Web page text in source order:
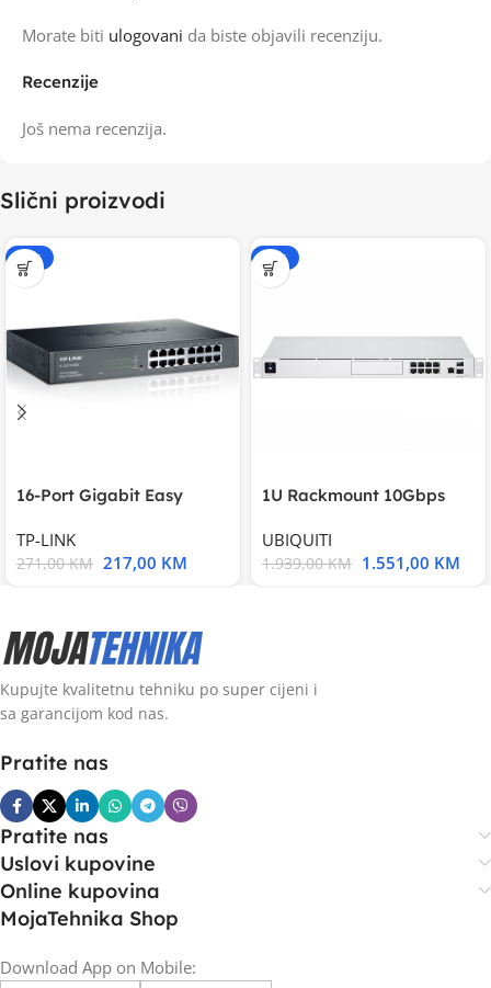
Recenzije
Još nema recenzija.
Morate biti ulogovani da biste objavili recenziju.
Slični proizvodi
-20%
16-Port Gigabit Easy
TP-LINK
271,00KM 217,00 KM
-20%
1U Rackmount 10Gbps
UBIQUITI
1.939,00KM 1.551,00 KM
Kupujte kvalitetnu tehniku po super cijeni i
sa garancijom kod nas.
Pratite nas
Pratite nas
Uslovi kupovine
Online kupovina
MojaTehnika Shop
Download App on Mobile: